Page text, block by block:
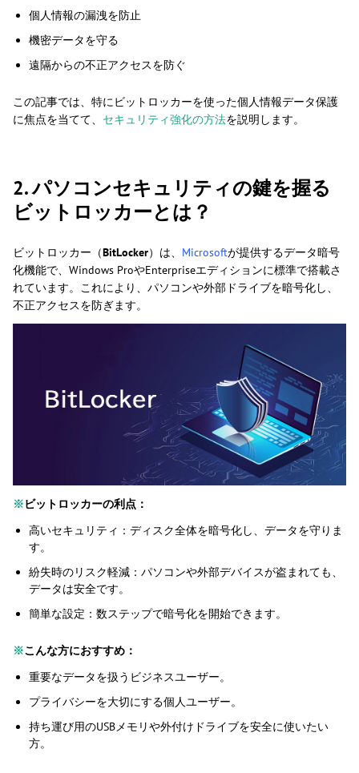
個人情報の漏洩を防止
機密データを守る
遠隔からの不正アクセスを防ぐ
この記事では、特にビットロッカーを使った個人情報データ保護
に焦点を当てて、 セキュリティ強化の方法を説明します。
2. パソコンセキュリティの鍵を握る
ビットロッカーとは？
ビットロッカー（BitLocker）は、 Microsoftが提供するデータ暗号
化機能で、Windows ProやEnterpriseエディションに標準で搭載さ
れています。これにより、パソコンや外部ドライブを暗号化し、
不正アクセスを防ぎます。
※ビットロッカーの利点：
高いセキュリティ：ディスク全体を暗号化し、データを守りま
す。
紛失時のリスク軽減：パソコンや外部デバイスが盗まれても、
データは安全です。
簡単な設定：数ステップで暗号化を開始できます。
※こんな方におすすめ：
重要なデータを扱うビジネスユーザー。
プライバシーを大切にする個人ユーザー。
持ち運び用のUSBメモリや外付けドライブを安全に使いたい
方。